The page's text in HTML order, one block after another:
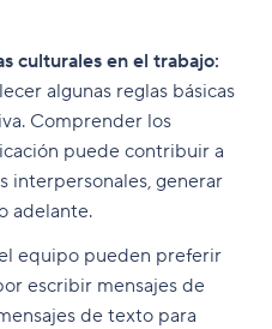
culturales en el trabajo:
algunas reglas básicas
Comprender los
puede contribuir a
interpersonales, generar
adelante.
equipo pueden preferir
escribir mensajes de
de texto para